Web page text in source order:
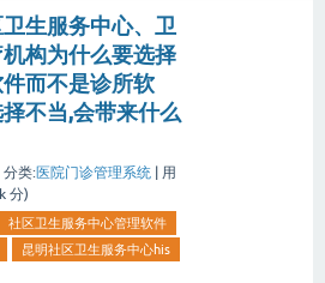
生服务中心、卫
构为什么要选择
而不是诊所软
不当,会带来什么
分类:医院门诊管理系统
用
分)
社区卫生服务中心管理软件
昆明社区卫生服务中心his